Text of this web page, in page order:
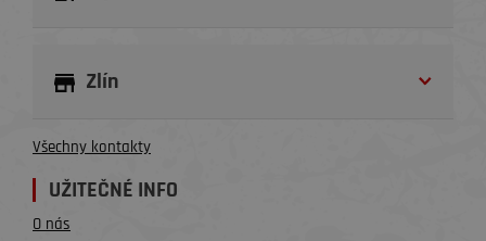
Zlín
Všechny kontakty
UŽITEČNÉ INFO
O nás